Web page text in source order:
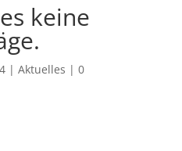
keine
| Aktuelles | 0